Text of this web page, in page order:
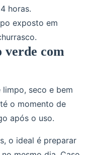
horas.
exposto em
verde com
seco e bem
o momento de
após o uso.
o ideal é preparar